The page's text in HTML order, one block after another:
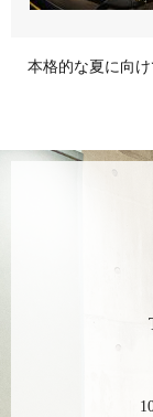
本格的な夏に向け